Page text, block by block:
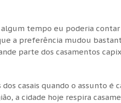
tempo eu poderia contar
a preferência mudou
parte dos casamentos
casais quando o assunto é
a cidade hoje respira